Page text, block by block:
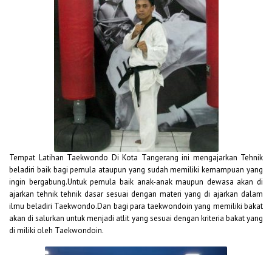
Tempat Latihan Taekwondo Di Kota Tangerang ini mengajarkan Tehnik
beladiri baik bagi pemula ataupun yang sudah memiliki kemampuan yang
ingin bergabung.Untuk pemula baik anak-anak maupun dewasa akan di
ajarkan tehnik tehnik dasar sesuai dengan materi yang di ajarkan dalam
ilmu beladiri Taekwondo.Dan bagi para taekwondoin yang memiliki bakat
akan di salurkan untuk menjadi atlit yang sesuai dengan kriteria bakat yang
di miliki oleh Taekwondoin.